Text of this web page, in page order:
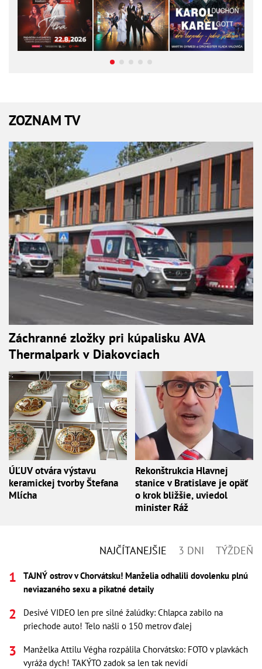
ZOZNAM TV
Záchranné zložky pri kúpalisku AVA
Thermalpark v Diakovciach
ÚĽUV otvára výstavu
keramickej tvorby Štefana
Mlícha
Rekonštrukcia Hlavnej
stanice v Bratislave je opäť
o krok bližšie, uviedol
minister Ráž
NAJČÍTANEJŠIE 3 DNI TÝŽDEŇ
TAJNÝ ostrov v Chorvátsku! Manželia odhalili dovolenku plnú
neviazaného sexu a pikatné detaily
Desivé VIDEO len pre silné žalúdky: Chlapca zabilo na
priechode auto! Telo našli o 150 metrov ďalej
Manželka Attilu Végha rozpálila Chorvátsko: FOTO v plavkách
vyráža dych! TAKÝTO zadok sa len tak nevidí